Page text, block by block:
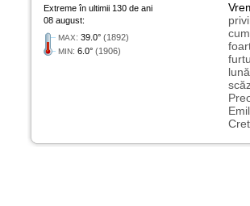
Extreme în ultimii 130 de ani
08 august:
MAX: 39.0° (1892)
MIN: 6.0° (1906)